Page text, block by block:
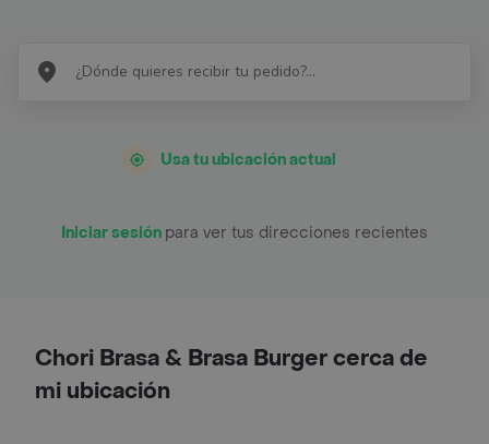
Usa tu ubicación actual
Iniciar sesión para ver tus direcciones recientes
Chori Brasa & Brasa Burger cerca de
mi ubicación